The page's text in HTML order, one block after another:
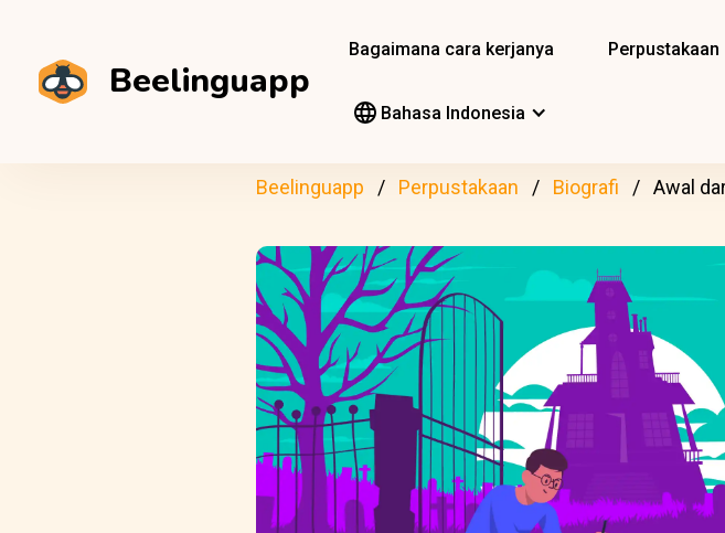
Beelinguapp
Bagaimana cara kerjanya Perpustakaan
Bahasa Indonesia
Beelinguapp Perpustakaan Biografi Awal